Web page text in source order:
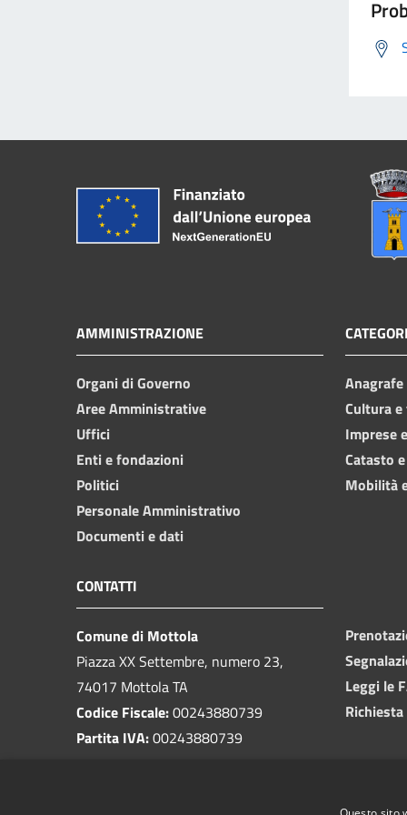
AMMINISTRAZIONE
Organi di Governo
Aree Amministrative
Uffici
Enti e fondazioni
Politici
Personale Amministrativo
Documenti e dati
Cultura
Imprese
Catasto
Mobilità
CONTATTI
Comune di Mottola
Piazza XX Settembre, numero 23,
74017 Mottola TA
Codice Fiscale:00243880739
Partita IVA:00243880739
Leggi le